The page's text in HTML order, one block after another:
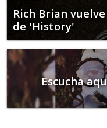
Rich Brian
de 'History'
Escucha